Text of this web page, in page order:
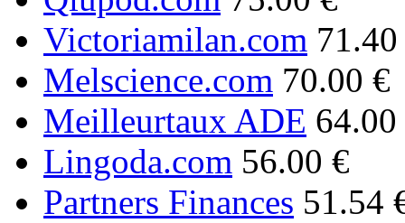
Victoriamilan.com
Melscience.com 70.00 €
Meilleurtaux ADE 64.00
Lingoda.com 56.00 €
Partners Finances 51.54